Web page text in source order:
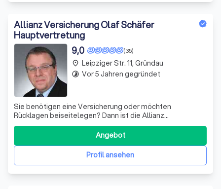
Allianz Versicherung Olaf Schäfer
Hauptvertretung
(35)
9,0
Sie benötigen eine Versicherung oder möchten
Rücklagen beiseitelegen? Dann ist die Allianz
Versicherung Olaf Schäfer in Gründau der richtige
Verbündete für Sie. Ob Rechtsschutz-, Tier- oder
Pflegezusatzversicherung – der umfassende
Leistungskatalog der Allianz offeriert auch für Ihre Pläne
Profil ansehen
Angebot
place Leipziger Str. 11, Gründau
timelapse Vor 5 Jahren gegründet